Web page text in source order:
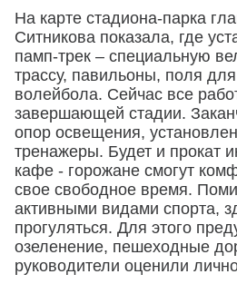
На карте стадиона-парка
Ситникова показала, где
памп-трек – специальную
трассу, павильоны, поля
волейбола. Сейчас все
завершающей стадии.
опор освещения,
тренажеры. Будет и прокат
кафе - горожане смогут
свое свободное время.
активными видами спорта,
прогуляться. Для этого
озеленение, пешеходные
руководители оценили